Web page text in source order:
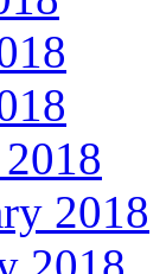
2018